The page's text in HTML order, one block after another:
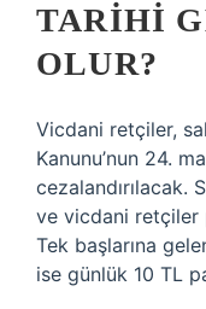
TARIHI
OLUR?
Vicdani retçiler,
Kanunu’nun 24.
cezalandırılacak.
ve vicdani retçiler
Tek başlarına
ise günlük 10 TL